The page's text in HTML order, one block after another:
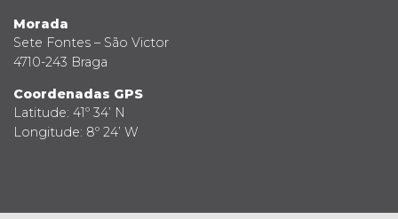
Morada
Sete Fontes – São Victor
4710-243 Braga
Coordenadas GPS
Latitude: 41º 34’ N
Longitude: 8º 24’ W